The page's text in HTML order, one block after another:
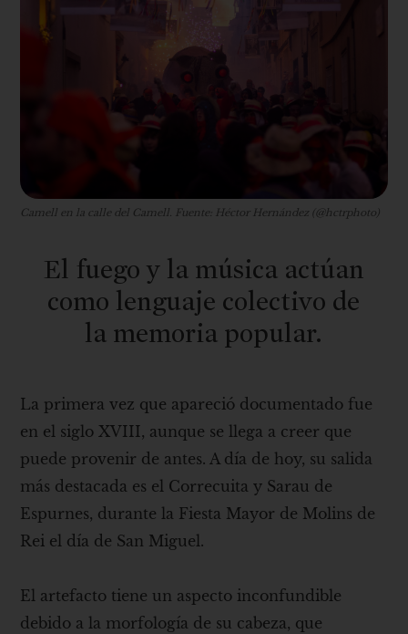
Camell en la calle del Camell. Fuente: Héctor Hernández (@hctrphoto)
El fuego y la música actúan
como lenguaje colectivo de
la memoria popular.
La primera vez que apareció documentado fue
en el siglo XVIII, aunque se llega a creer que
puede provenir de antes. A día de hoy, su salida
más destacada es el Correcuita y Sarau de
Espurnes, durante la Fiesta Mayor de Molins de
Rei el día de San Miguel.
El artefacto tiene un aspecto inconfundible
debido a la morfología de su cabeza, que